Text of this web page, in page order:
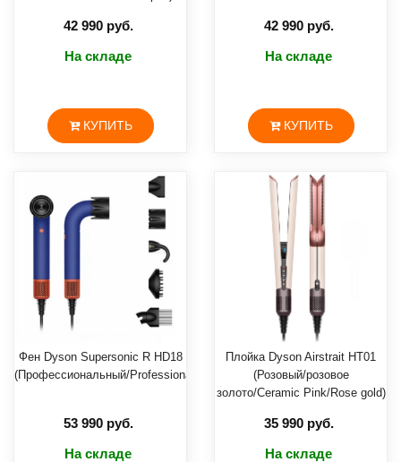
42 990 руб.
На складе
КУПИТЬ
42 990 руб.
На складе
КУПИТЬ
Фен Dyson Supersonic R HD18
(Профессиональный/Professional)
53 990 руб.
На складе
Плойка Dyson Airstrait HT01
(Розовый/розовое
золото/Ceramic Pink/Rose gold)
35 990 руб.
На складе